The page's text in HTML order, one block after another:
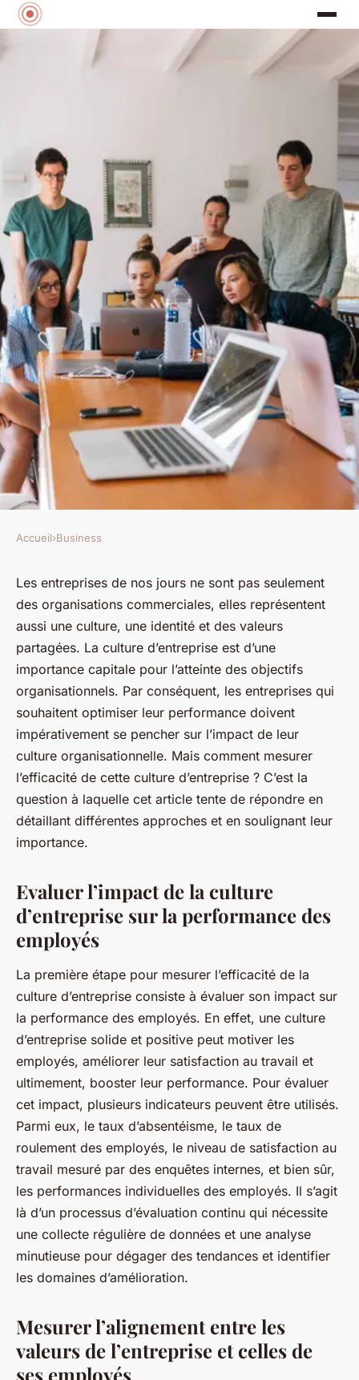
Comment les entreprises
peuvent-elles mesurer
l'efficacité de leur culture
d'entreprise ?
5 min de lecture
Accueil›Business
Les entreprises de nos jours ne sont pas seulement
des organisations commerciales, elles représentent
aussi une culture, une identité et des valeurs
partagées. La culture d’entreprise est d’une
importance capitale pour l’atteinte des objectifs
organisationnels. Par conséquent, les entreprises qui
souhaitent optimiser leur performance doivent
impérativement se pencher sur l’impact de leur
culture organisationnelle. Mais comment mesurer
l’efficacité de cette culture d’entreprise ? C’est la
question à laquelle cet article tente de répondre en
détaillant différentes approches et en soulignant leur
importance.
Evaluer l’impact de la culture
d’entreprise sur la performance des
employés
La première étape pour mesurer l’efficacité de la
culture d’entreprise consiste à évaluer son impact sur
la performance des employés. En effet, une culture
d’entreprise solide et positive peut motiver les
employés, améliorer leur satisfaction au travail et
ultimement, booster leur performance. Pour évaluer
cet impact, plusieurs indicateurs peuvent être utilisés.
Parmi eux, le taux d’absentéisme, le taux de
roulement des employés, le niveau de satisfaction au
travail mesuré par des enquêtes internes, et bien sûr,
les performances individuelles des employés. Il s’agit
là d’un processus d’évaluation continu qui nécessite
une collecte régulière de données et une analyse
minutieuse pour dégager des tendances et identifier
les domaines d’amélioration.
Mesurer l’alignement entre les
valeurs de l’entreprise et celles de
ses employés